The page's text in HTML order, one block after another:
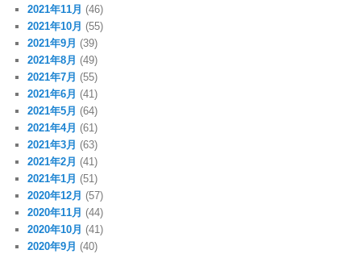
2021年11月 (46)
2021年10月 (55)
2021年9月 (39)
2021年8月 (49)
2021年7月 (55)
2021年6月 (41)
2021年5月 (64)
2021年4月 (61)
2021年3月 (63)
2021年2月 (41)
2021年1月 (51)
2020年12月 (57)
2020年11月 (44)
2020年10月 (41)
2020年9月 (40)